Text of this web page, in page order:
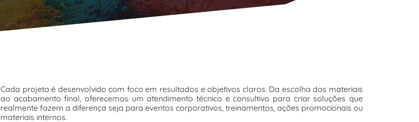
Cada projeto é desenvolvido com foco em resultados e objetivos claros. Da escolha dos materiais
ao acabamento final, oferecemos um atendimento técnico e consultivo para criar soluções que
realmente fazem a diferença seja para eventos corporativos, treinamentos, ações promocionais ou
materiais internos.